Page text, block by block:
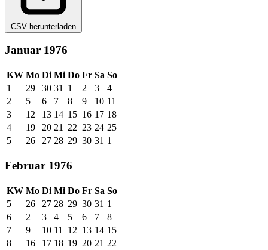
CSV herunterladen
Januar 1976
KW Mo Di Mi Do Fr Sa So
1
29 30 31 1 2 3
4
2
5 6 7 8 9 10 11
3
12 13 14 15 16 17 18
4
19 20 21 22 23 24 25
5
26 27 28 29 30 31 1
Februar 1976
KW Mo Di Mi Do Fr Sa So
5
26 27 28 29 30 31 1
6
2 3 4 5 6 7
8
7
9 10 11 12 13 14 15
8
16 17 18 19 20 21 22